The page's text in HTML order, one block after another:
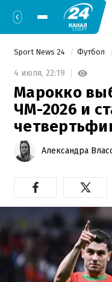
Sport News 24 Футбол
4 июля, 22:19
Марокко
ЧМ-2026 и
Александра